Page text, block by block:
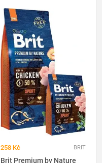
258 Kč BRIT
Brit Premium by Nature